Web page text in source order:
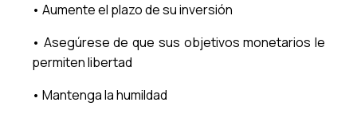
• Aumente el plazo de su inversión
• Asegúrese de que sus objetivos monetarios le
permiten libertad
• Mantenga la humildad